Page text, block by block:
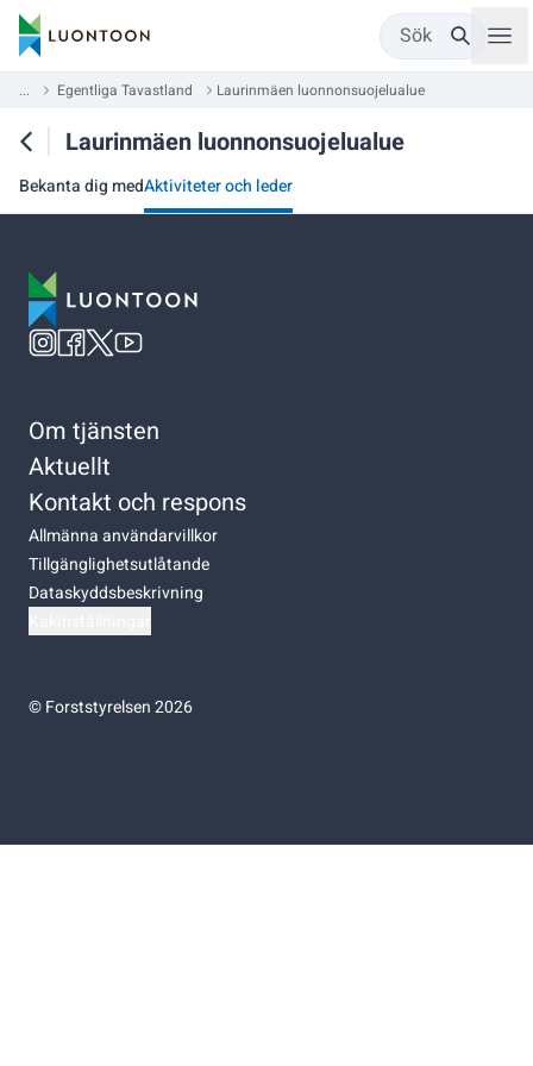
Sök
... Egentliga Tavastland Laurinmäen luonnonsuojelualue
Laurinmäen luonnonsuojelualue
Bekanta dig medAktiviteter och leder
Om tjänsten
Aktuellt
Kontakt och respons
Allmänna användarvillkor
Tillgänglighetsutlåtande
Dataskyddsbeskrivning
©Forststyrelsen 2026